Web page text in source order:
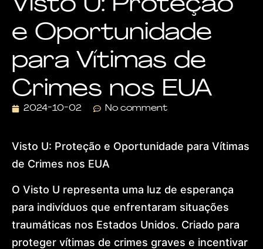
Visa
Dr.
Lohan
Offices
News
Contact
Home
Global
Golden Visa
Dr. Lohan
Offices
News
Contact
Visto U: Proteção
e Oportunidade
para Vítimas de
Crimes nos EUA
2024-10-02 No comment
Visto U: Proteção e Oportunidade para Vítimas
de Crimes nos EUA
O Visto U representa uma luz de esperança
para indivíduos que enfrentaram situações
traumáticas nos Estados Unidos. Criado para
proteger vítimas de crimes graves e incentivar